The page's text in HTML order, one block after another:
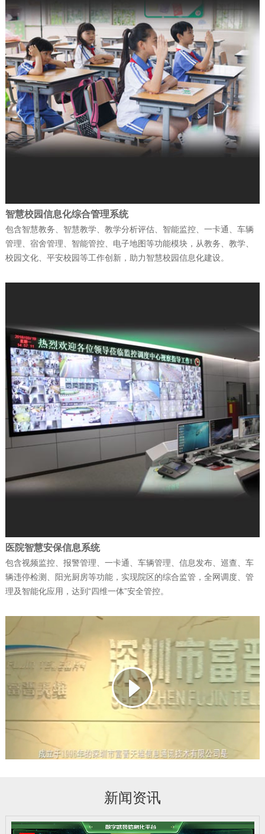
公司新闻| 2025-12-19
富晋天维公司介绍
公司新闻| 2025-12-15
捷报！富晋天维海军某部军舰演训信息化
公司新闻| 2025-12-15
赋能“东数西算” 筑就丝路算力底座——富
晋天维承建的新疆某…
天维公司连续斩获多项…
公司新闻| 2025-12-09
富晋天维承建的解放军某部数据中心动力
环境综合系统工程项目顺…
公司新闻| 2026-05-21
军队资产管理变革：从“静态账本”到“动态
公司新闻 | 2026-02-07
捷报！富晋天维连续中标两个军队核心信
公司新闻| 2026-01-13
武警综合指挥信息化平台成功试运行
公司新闻| 2026-01-12
科技赋能强军 ——深圳富晋天维信息通讯
技术有限公司承建解放…
| 2025-12-22
富晋天维公司承建某地智慧国防动员（人
智慧校园信息化综合管理系统
包含智慧教务、智慧教学、教学分析评估、智能监控、一卡通、车辆
管理、宿舍管理、智能管控、电子地图等功能模块，从教务、教学、
校园文化、平安校园等工作创新，助力智慧校园信息化建设。
医院智慧安保信息系统
包含视频监控、报警管理、一卡通、车辆管理、信息发布、巡查、车
辆违停检测、阳光厨房等功能，实现院区的综合监管，全网调度、管
理及智能化应用，达到“四维一体”安全管控。
新闻资讯